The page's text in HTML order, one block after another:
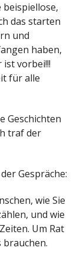
beispiellose,
das starten
und
haben,
vorbei!!!
für alle
Geschichten
traf der
Gespräche:
wie Sie
und wie
Um Rat
brauchen.